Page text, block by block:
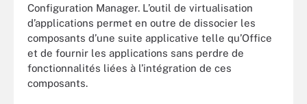
Configuration Manager. L’outil de virtualisation
d’applications permet en outre de dissocier les
composants d’une suite applicative telle qu’Office
et de fournir les applications sans perdre de
fonctionnalités liées à l’intégration de ces
composants.